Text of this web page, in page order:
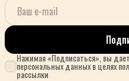
Нажимая «Подписаться», вы
персональных данных в целях
рассылки